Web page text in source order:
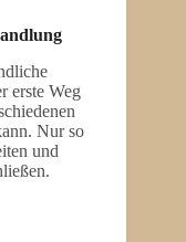
erste Weg
Nur so
und